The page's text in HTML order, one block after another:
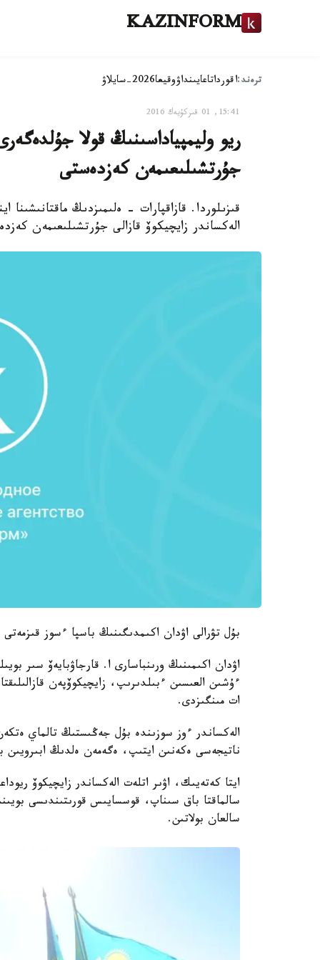
KAZINFORM
ترەند:اقورداتاعايىنداۋوقيعا2026-سايلاۋ
15:41, 01 قىركۇيەك 2016
ريو وليمپياداسىنىڭ قولا
جۇرتشىلىعىمەن كەزدەستى
قىزىلوردا. قازاقپارات - ەلىمىزدىڭ
الەكساندر زايچيكوۆ قازالى جۇرتشىلىعىمەن
بۇل تۋرالى اۋدان اكىمدىگىنىڭ باسپا ءسوز قىزمەتى
اۋدان اكىمىنىڭ ورىنباسارى ا. قارجاۋبايەۆ سىر
ءۇشىن العىسىن ءبىلدىرىپ، زايچيكوۆپەن
ات مىنگىزدى.
الەكساندر ءوز سوزىندە بۇل جەڭىستىڭ تالماي
ناتيجەسى ەكەنىن ايتىپ، ەگەمەن ەلدىڭ
سالعان بولاتىن.